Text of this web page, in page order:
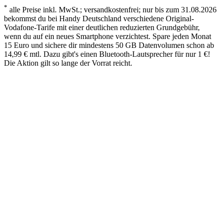
* alle Preise inkl. MwSt.; versandkostenfrei; nur bis zum 31.08.2026
bekommst du bei Handy Deutschland verschiedene Original-
Vodafone-Tarife mit einer deutlichen reduzierten Grundgebühr,
wenn du auf ein neues Smartphone verzichtest. Spare jeden Monat
15 Euro und sichere dir mindestens 50 GB Datenvolumen schon ab
14,99 € mtl. Dazu gibt's einen Bluetooth-Lautsprecher für nur 1 €!
Die Aktion gilt so lange der Vorrat reicht.